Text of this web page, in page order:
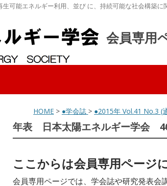
可能エネルギー利用、並び に、持続可能な社会構築
会員専用
HOME > ●学会誌 > ●2015年 Vol.41 No.3 (
年表 日本太陽エネルギー学会
ここからは会員専用ページ
会員専用ページでは、学会誌や研究発表会